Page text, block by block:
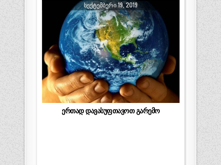
ᲡᲔᲥᲢᲔᲛᲑᲔᲠᲘ 19, 2019
ერთად დავასუფთავოთ გარემო